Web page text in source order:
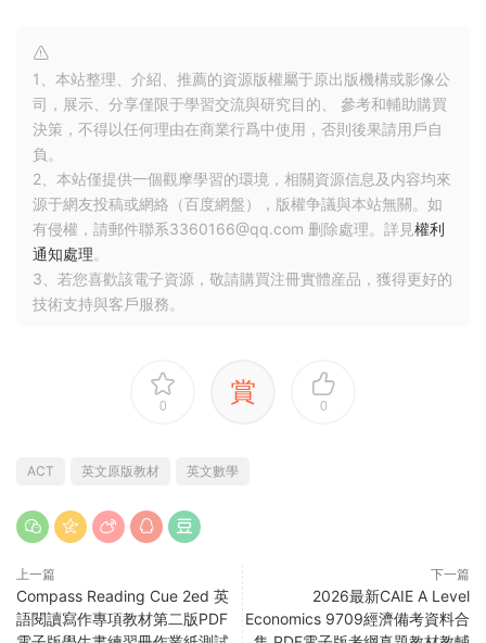
1、本站整理、介紹、推薦的資源版權屬于原出版機構或影像公
司，展示、分享僅限于學習交流與研究目的、 參考和輔助購買
決策，不得以任何理由在商業行爲中使用，否則後果請用戶自
負。
2、本站僅提供一個觀摩學習的環境，相關資源信息及内容均來
源于網友投稿或網絡（百度網盤），版權争議與本站無關。如
有侵權，請郵件聯系3360166@qq.com 删除處理。詳見權利
通知處理。
3、若您喜歡該電子資源，敬請購買注冊實體産品，獲得更好的
技術支持與客戶服務。
0 賞 0
ACT 英文原版教材 英文數學
上一篇
Compass Reading Cue 2ed 英
語閱讀寫作專項教材第二版PDF
下一篇
2026最新CAIE A Level
Economics 9709經濟備考資料合